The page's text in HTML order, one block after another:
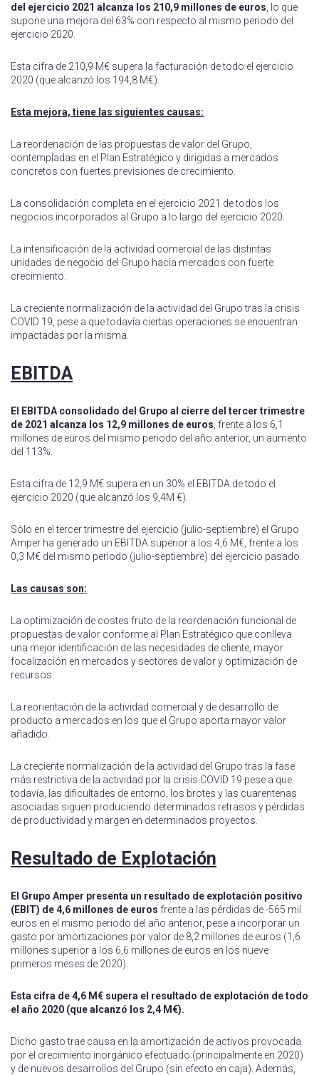
del ejercicio 2021 alcanza los 210,9 millones de euros , lo que
supone una mejora del 63% con respecto al mismo periodo del
ejercicio 2020.
Esta cifra de 210,9 M€ supera la facturación de todo el ejercicio
2020 (que alcanzó los 194,8 M€).
Esta mejora, tiene las siguientes causas:
La reordenación de las propuestas de valor del Grupo,
contempladas en el Plan Estratégico y dirigidas a mercados
concretos con fuertes previsiones de crecimiento.
La consolidación completa en el ejercicio 2021 de todos los
negocios incorporados al Grupo a lo largo del ejercicio 2020.
La intensificación de la actividad comercial de las distintas
unidades de negocio del Grupo hacia mercados con fuerte
crecimiento.
La creciente normalización de la actividad del Grupo tras la crisis
COVID 19, pese a que todavía ciertas operaciones se encuentran
impactadas por la misma.
EBITDA
El EBITDA consolidado del Grupo al cierre del tercer trimestre
de 2021 alcanza los 12,9 millones de euros , frente a los 6,1
millones de euros del mismo periodo del año anterior, un aumento
del 113%.
Esta cifra de 12,9 M€ supera en un 30% el EBITDA de todo el
ejercicio 2020 (que alcanzó los 9,4M €).
Sólo en el tercer trimestre del ejercicio (julio-septiembre) el Grupo
Amper ha generado un EBITDA superior a los 4,6 M€, frente a los
0,3 M€ del mismo periodo (julio-septiembre) del ejercicio pasado.
Las causas son:
La optimización de costes fruto de la reordenación funcional de
propuestas de valor conforme al Plan Estratégico que conlleva
una mejor identificación de las necesidades de cliente, mayor
focalización en mercados y sectores de valor y optimización de
recursos.
La reorientación de la actividad comercial y de desarrollo de
producto a mercados en los que el Grupo aporta mayor valor
añadido.
La creciente normalización de la actividad del Grupo tras la fase
más restrictiva de la actividad por la crisis COVID 19 pese a que
todavía, las dificultades de entorno, los brotes y las cuarentenas
asociadas siguen produciendo determinados retrasos y pérdidas
de productividad y margen en determinados proyectos.
Resultado de Explotación
El Grupo Amper presenta un resultado de explotación positivo
(EBIT) de 4,6 millones de euros frente a las pérdidas de -565 mil
euros en el mismo periodo del año anterior, pese a incorporar un
gasto por amortizaciones por valor de 8,2 millones de euros (1,6
millones superior a los 6,6 millones de euros en los nueve
primeros meses de 2020).
Esta cifra de 4,6 M€ supera el resultado de explotación de todo
el año 2020 (que alcanzó los 2,4 M€).
Dicho gasto trae causa en la amortización de activos provocada
por el crecimiento inorgánico efectuado (principalmente en 2020)
y de nuevos desarrollos del Grupo (sin efecto en caja). Además,